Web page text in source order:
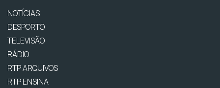
NOTÍCIAS
DESPORTO
TELEVISÃO
RÁDIO
RTP ARQUIVOS
RTP ENSINA